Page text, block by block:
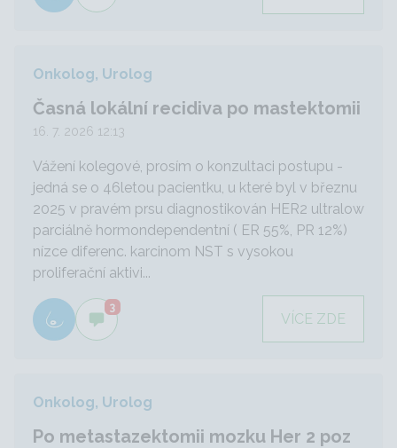
Onkolog, Urolog
Časná lokální recidiva po mastektomii
16. 7. 2026 12:13
Vážení kolegové, prosím o konzultaci postupu -
jedná se o 46letou pacientku, u které byl v březnu
2025 v pravém prsu diagnostikován HER2 ultralow
parciálně hormondependentní ( ER 55%, PR 12%)
nízce diferenc. karcinom NST s vysokou
proliferační aktivi...
3
VÍCE ZDE
Onkolog, Urolog
Po metastazektomii mozku Her 2 poz